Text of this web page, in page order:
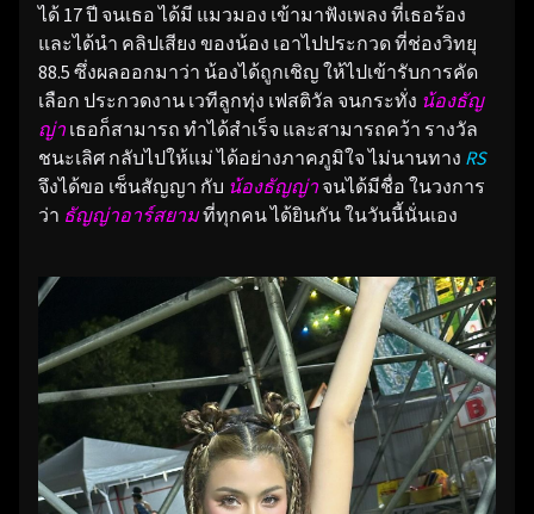
ได้ 17 ปี จนเธอ ได้มี แมวมอง เข้ามาฟังเพลง ที่เธอร้อง
และได้นำ คลิปเสียง ของน้อง เอาไปประกวด ที่ช่องวิทยุ
88.5 ซึ่งผลออกมาว่า น้องได้ถูกเชิญ ให้ไปเข้ารับการคัด
เลือก ประกวดงาน เวทีลูกทุ่ง เฟสติวัล จนกระทั่ง น้องธัญ
ญ่า เธอก็สามารถ ทำได้สำเร็จ และสามารถคว้า รางวัล
ชนะเลิศ กลับไปให้แม่ ได้อย่างภาคภูมิใจ ไม่นานทาง RS
จึงได้ขอ เซ็นสัญญา กับ น้องธัญญ่า จนได้มีชื่อ ในวงการ
ว่า ธัญญ่าอาร์สยามที่ทุกคน ได้ยินกัน ในวันนี้นั่นเอง